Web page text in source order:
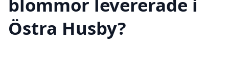
Östra Husby?